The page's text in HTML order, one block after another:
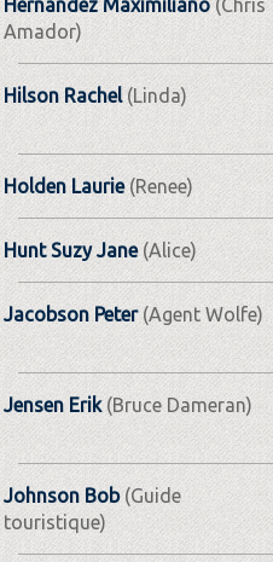
Amador)
Hilson Rachel (Linda)
Holden Laurie(Renee)
Hunt Suzy Jane(Alice)
Jacobson Peter(Agent Wolfe)
Jensen Erik(Bruce Dameran)
Johnson Bob(Guide
touristique)